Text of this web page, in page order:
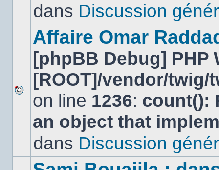
dansdans Discussion
Aucun
nouveau
message
non-
dans
Affaire Omar
[phpBB Debug] PHP
[ROOT]/vendor/
on line 1236: count():
an object that
dans Discussion